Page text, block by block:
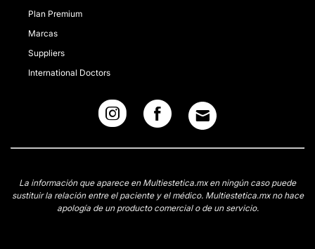
Plan Premium
Marcas
Suppliers
International Doctors
La información que aparece en Multiestetica.mx en ningún caso puede
sustituir la relación entre el paciente y el médico. Multiestetica.mx no hace
apología de un producto comercial o de un servicio.